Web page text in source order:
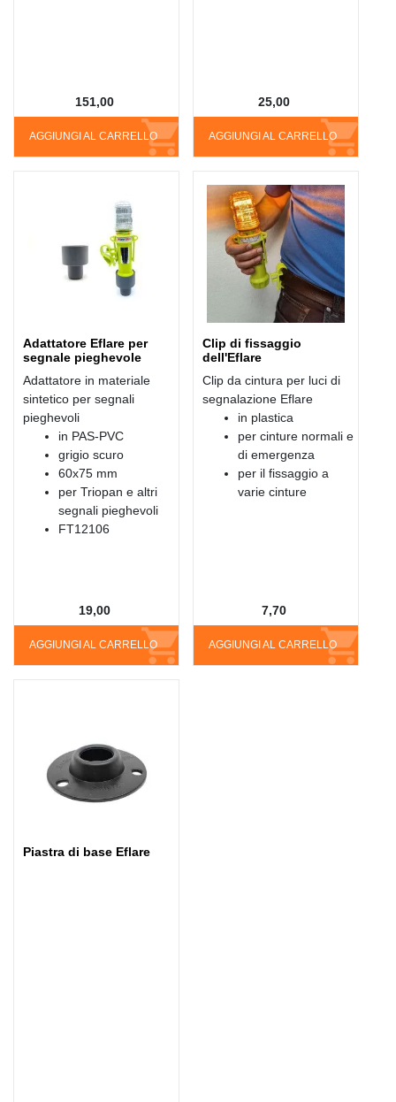
AGGIUNGI AL CARRELLO
151,00
AGGIUNGI AL CARRELLO
25,00
Adattatore Eflare per
segnale pieghevole
Adattatore in materiale
sintetico per segnali
pieghevoli
in PAS-PVC
grigio scuro
60x75 mm
per Triopan e altri
segnali pieghevoli
FT12106
AGGIUNGI AL CARRELLO
19,00
Clip di fissaggio
dell'Eflare
Clip da cintura per luci di
segnalazione Eflare
in plastica
per cinture normali e
di emergenza
per il fissaggio a
varie cinture
AGGIUNGI AL CARRELLO
7,70
Piastra di base Eflare